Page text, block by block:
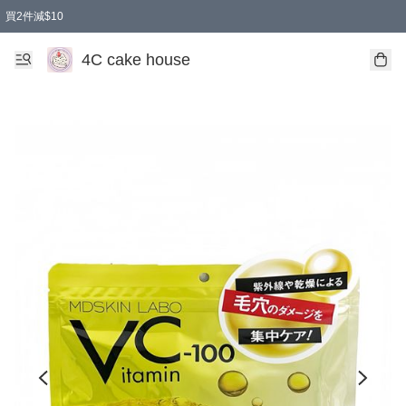
買2件減$10
任選兩件減$10
買兩盒減$10
買兩件減$10
買2件減$10
4C cake house